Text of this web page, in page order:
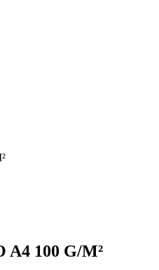
100 G/M²